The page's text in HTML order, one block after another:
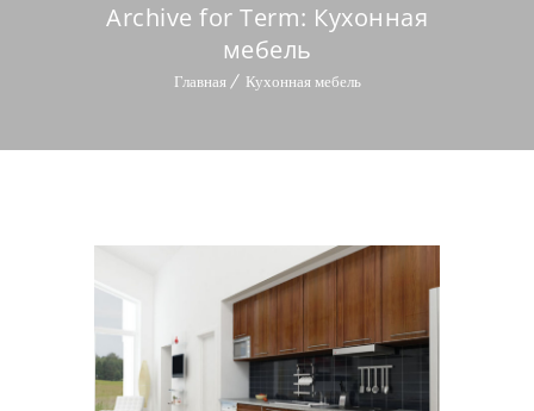
Archive for Term: Кухонная
мебель
Главная Кухонная мебель